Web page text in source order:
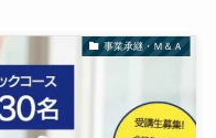
事業承継・Ｍ＆Ａ